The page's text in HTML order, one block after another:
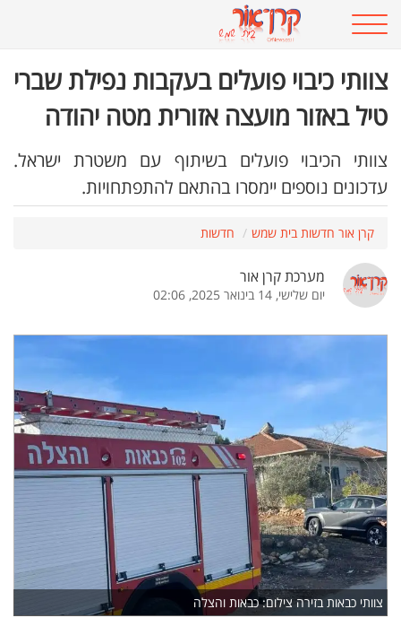
צוותי כיבוי פועלים בעקבות נפילת שברי
טיל באזור מועצה אזורית מטה יהודה
צוותי הכיבוי פועלים בשיתוף עם משטרת ישראל.
עדכונים נוספים יימסרו בהתאם להתפתחויות.
קרן אור חדשות בית שמש חדשות
מערכת קרן אור
יום שלישי, 14 בינואר 2025, 02:06
צוותי כבאות בזירה צילום: כבאות והצלה